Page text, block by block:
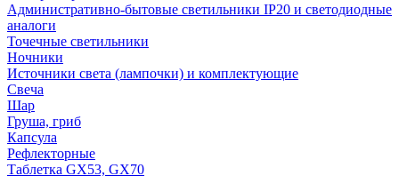
Административно-бытовые светильники IP20 и светодиодные
аналоги
Точечные светильники
Ночники
Источники света (лампочки) и комплектующие
Свеча
Шар
Груша, гриб
Капсула
Рефлекторные
Таблетка GX53, GX70